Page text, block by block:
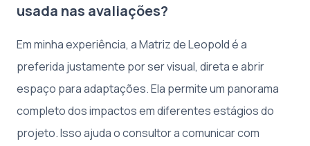
usada nas avaliações?
Em minha experiência, a Matriz de Leopold é a
preferida justamente por ser visual, direta e abrir
espaço para adaptações. Ela permite um panorama
completo dos impactos em diferentes estágios do
projeto. Isso ajuda o consultor a comunicar com